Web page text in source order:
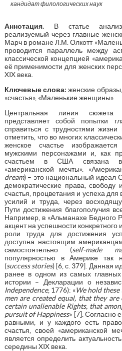
кандидат филологических наук
Аннотация. В статье
реализуемый через главные
Марч в романе Л.М. Олкотт
проводится параллель между
классической концепцией
её применимости для женских
XIX века.
Ключевые слова:женские
«счастья», «Маленькие женщины».
Центральная линия сюжета
представляет собой попытки
справиться с трудностями
отметить, что во многих
женское счастье
мужскими персонажами и, как
счастьем в США связана
«американской мечты».
dream) – это национальный идеал
демократические права, свободу
счастья, процветания и успеха для
усилий и труда, через
Пути достижения благополучия
Например, в «Альманахе Бедного
акцент на успешности конкретного
роли труда для достижения
доступна настоящим
самостоятельно (self-made
популярностью в Америке так
(success stories) [6, с. 379]. Данная
ранее в одном из самых главных
истории – Декларации о
Independence, 1776): «We hold
men are created equal, that they
certain unalienable Rights, that
pursuit of Happiness» [7]. Согласно
равными, и у каждого есть
счастья, своей «американской
является определить
середины XIX века.